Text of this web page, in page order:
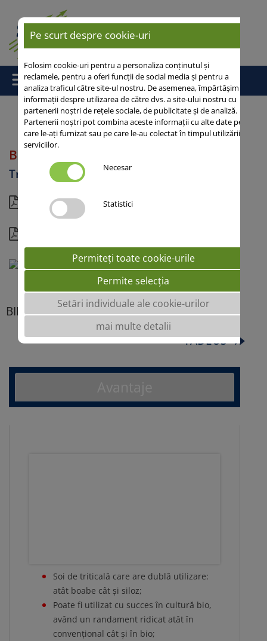
Acasă/ BILBOQUET
BILBOQUET
Triticale
Vedere actuală
BILBOQUET
TADEUS
Soi de triticală care are dublă utilizare:
atât boabe cât și siloz;
Poate fi utilizat cu succes în cultură bio,
având un randament ridicat atât în
convențional cât și în bio;
Pe scurt despre cookie-uri
Folosim cookie-uri pentru a personaliza conținutul și
reclamele, pentru a oferi funcții de social media și pentru a
analiza traficul către site-ul nostru. De asemenea, împărtășim
informații despre utilizarea de către dvs. a site-ului nostru cu
partenerii noștri de rețele sociale, de publicitate și de analiză.
Partenerii noștri pot combina aceste informații cu alte date pe
care le-ați furnizat sau pe care le-au colectat în timpul utilizării
serviciilor.
Necesar
Statistici
Permiteți toate cookie-urile
Permite selecția
Setări individuale ale cookie-urilor
mai multe detalii